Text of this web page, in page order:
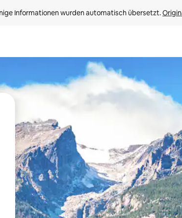
Informationen wurden automatisch übersetzt.